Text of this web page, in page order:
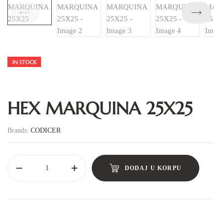
IN STOCK
HEX MARQUINA 25X25
Brands: CODICER
DODAJ U KORPU